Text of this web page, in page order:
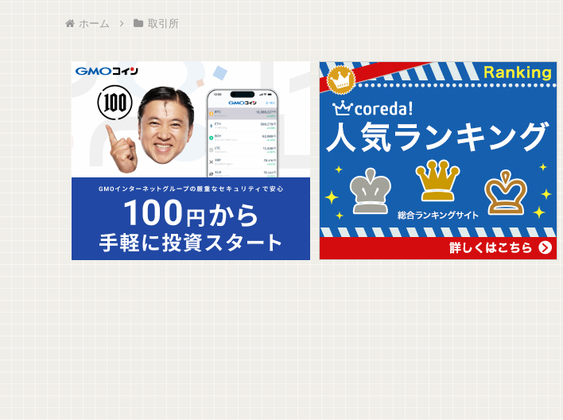
ホーム 取引所